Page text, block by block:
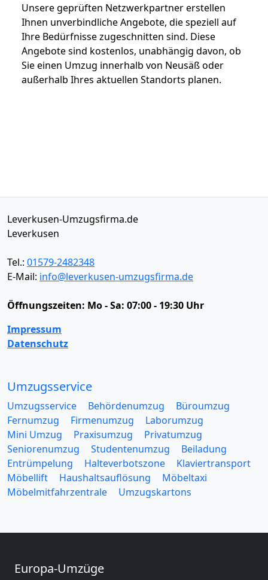
Unsere geprüften Netzwerkpartner erstellen
Ihnen unverbindliche Angebote, die speziell auf
Ihre Bedürfnisse zugeschnitten sind. Diese
Angebote sind kostenlos, unabhängig davon, ob
Sie einen Umzug innerhalb von Neusäß oder
außerhalb Ihres aktuellen Standorts planen.
Leverkusen-Umzugsfirma.de
Leverkusen
Tel.: 01579-2482348
E-Mail: info@leverkusen-umzugsfirma.de
Öffnungszeiten: Mo - Sa: 07:00 - 19:30 Uhr
Impressum
Datenschutz
Umzugsservice
Umzugsservice Behördenumzug
Büroumzug
Fernumzug
Firmenumzug
Laborumzug
Mini Umzug
Praxisumzug
Privatumzug
Seniorenumzug
Studentenumzug
Beiladung
Entrümpelung
Halteverbotszone
Klaviertransport
Möbellift
Haushaltsauflösung
Möbeltaxi
Möbelmitfahrzentrale
Umzugskartons
Europa-Umzüge